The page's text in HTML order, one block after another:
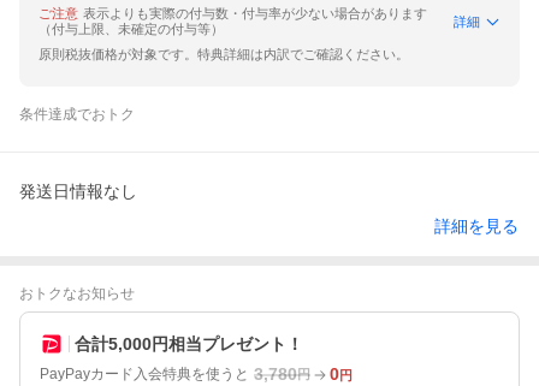
ご注意 表示よりも実際の付与数・付与率が少ない場合があります
（付与上限、未確定の付与等）
詳細
原則税抜価格が対象です。特典詳細は内訳でご確認ください。
条件達成でおトク
発送日情報なし
詳細を見る
おトクなお知らせ
合計5,000円相当プレゼント！
PayPayカード入会特典を使うと 3,780円 0円